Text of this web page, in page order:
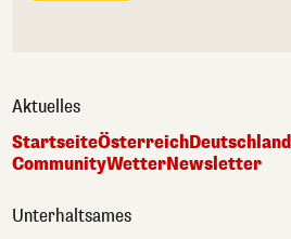
Aktuelles
StartseiteÖsterreichDeutschland
CommunityWetterNewsletter
Unterhaltsames